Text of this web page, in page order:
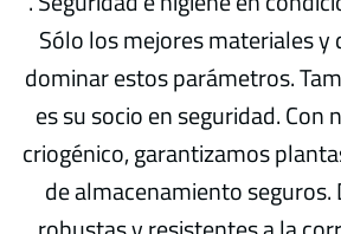
Sólo los mejores materiales y
dominar estos parámetros.
es su socio en seguridad.
criogénico, garantizamos
de almacenamiento seguros.